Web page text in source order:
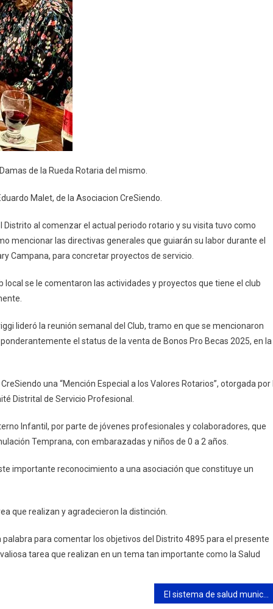
de la Rueda Rotaria del mismo.
Malet, de la Asociacion CreSiendo.
Distrito al comenzar el actual periodo rotario y su visita tuvo como
mencionar las directivas generales que guiarán su labor durante el
Campana, para concretar proyectos de servicio.
se le comentaron las actividades y proyectos que tiene el club
lideró la reunión semanal del Club, tramo en que se mencionaron
el status de la venta de Bonos Pro Becas 2025, en la
una “Mención Especial a los Valores Rotarios”, otorgada por
Distrital de Servicio Profesional.
Infantil, por parte de jóvenes profesionales y colaboradores, que
Temprana, con embarazadas y niños de 0 a 2 años.
importante reconocimiento a una asociación que constituye un
que realizan y agradecieron la distinción.
para comentar los objetivos del Distrito 4895 para el presente
tarea que realizan en un tema tan importante como la Salud